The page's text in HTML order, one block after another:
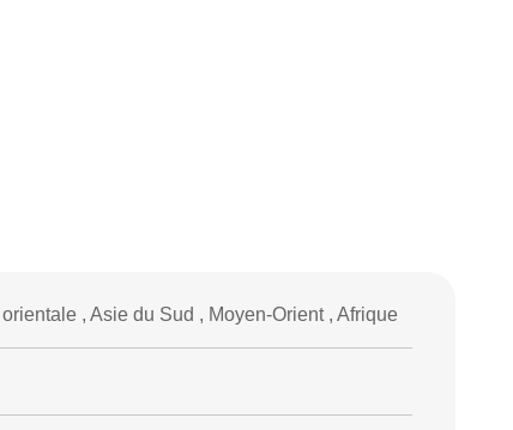
, Asie du Sud , Moyen-Orient , Afrique